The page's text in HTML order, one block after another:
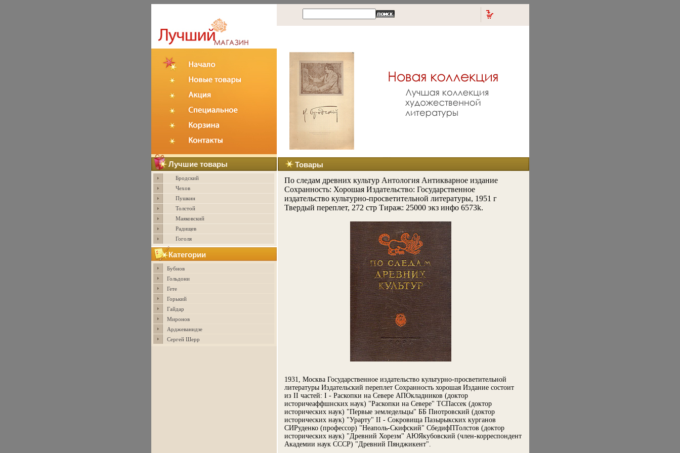
Лучшие товары
Бродский
Чехов
Пушкин
Толстой
Маяковский
Радищев
Гоголя
Категории
Бубнов
Гольдони
Гете
Горький
Гайдар
Миронов
Арджеванидзе
Сергей Шерр
Товары
По следам древних культур Антология Антикварное издание
Сохранность: Хорошая Издательство: Государственное
издательство культурно-просветительной литературы, 1951 г
Твердый переплет, 272 стр Тираж: 25000 экз инфо 6573k.
1931, Москва Государственное издательство культурно-просветительной
литературы Издательский переплет Сохранность хорошая Издание состоит
из II частей: I - Раскопки на Севере АПОкладников (доктор
историчеаффшнских наук) "Раскопки на Севере" ТСПассек (доктор
исторических наук) "Первые земледельцы" ББ Пиотровский (доктор
исторических наук) "Урарту" II - Сокровища Пазырыкских курганов
СИРуденко (профессор) "Неаполь-Скифский" СбедифПТолстов (доктор
исторических наук) "Древний Хорезм" АЮЯкубовский (член-корреспондент
Академии наук СССР) "Древний Пянджикент".